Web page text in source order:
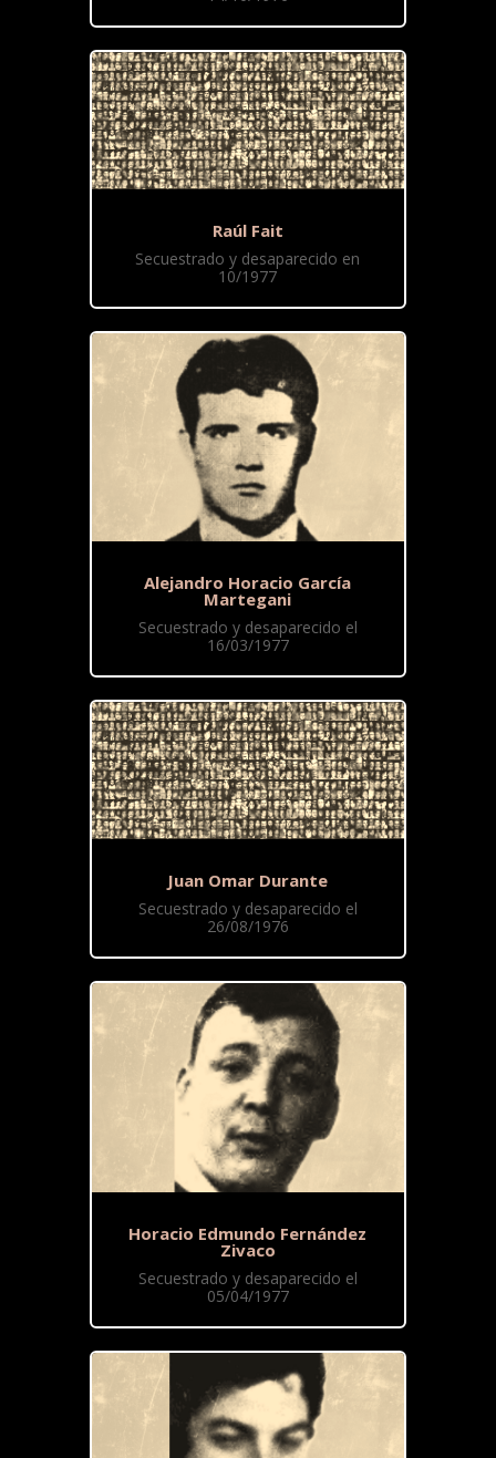
Raúl Fait
Secuestrado y desaparecido en
10/1977
Alejandro Horacio García
Martegani
Secuestrado y desaparecido el
16/03/1977
Juan Omar Durante
Secuestrado y desaparecido el
26/08/1976
Horacio Edmundo Fernández
Zivaco
Secuestrado y desaparecido el
05/04/1977